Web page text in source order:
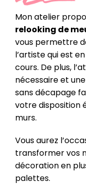
Mon atelier
relooking de
vous permettre
l’artiste qui est
cours. De plus,
nécessaire et
sans décapage
votre disposition
murs.
Vous aurez
transformer vos
décoration en
palettes.